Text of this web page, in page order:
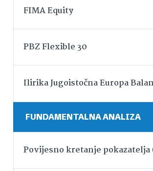
FIMA Equity
PBZ Flexible 30
Ilirika Jugoistočna Europa
FUNDAMENTALNA ANALIZA
Povijesno kretanje pokazatelja